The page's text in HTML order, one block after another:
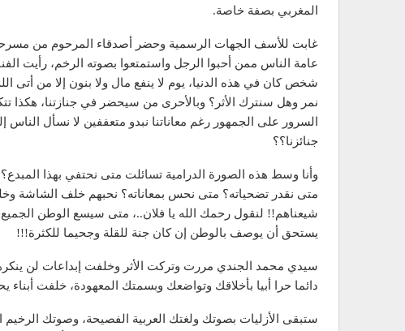
المغربي بصفة خاصة.
غابت للأسف الجهات الرسمية وحضر أصدقاء المرحوم من
عامة الناس ممن أحبوا الرجل واستمتعوا بصوته الرخم، رأيت
شخص كان في هذه الدنيا، يوم لا ينفع مال ولا بنون إلا من أتى
نمر وهل سنترك الأثر؟ وبالأحرى من سيحضر في جنازتنا، هكذا
السرور على الجمهور رغم معاناتنا نبدو متعففين لا نسأل
جنائزنا؟؟
وأنا وسط هذه الصورة الدرامية تسائلت متى نحتفي بهذا
متى نقدر تضحياته؟ متى نحس بمعاناته؟ نحبهم خلف الشاشة وخلف
شيعناهم!! لنقول رحمك الله يا فلان..، متى سيسع الوطن
يستحق أن يوصف بالوطن إن كان جنة للقلة وجحيما للكثرة!!!
سيدي محمد الجندي مررت وتركت الأثر وخلفت إبداعات لن
دائما حرا أبيا بأخلاقك وتواضعك وبسمتك المعهودة، خلفت
ستبقى الأزليات بصوتك ولغتك العربية الفصيحة، وصوتك